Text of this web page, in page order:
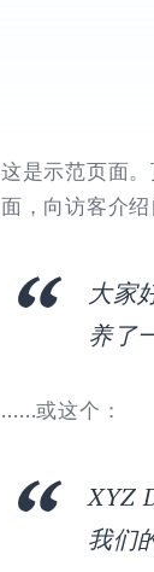
这是示范页面
面，向访客介绍
大家
养了
……或这个：
XYZ
我们